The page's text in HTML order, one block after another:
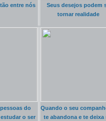
entre nós
Seus desejos podem
tornar realidade
do
o ser
Quando o seu
te abandona e te deixa